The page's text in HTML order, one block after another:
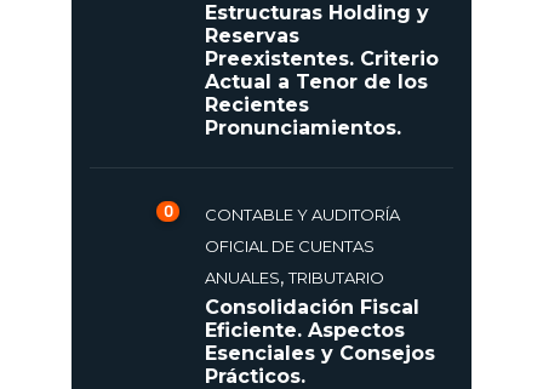
Estructuras Holding y
Reservas
Preexistentes. Criterio
Actual a Tenor de los
Recientes
Pronunciamientos.
0
CONTABLE Y AUDITORÍA
OFICIAL DE CUENTAS
ANUALES,TRIBUTARIO
Consolidación Fiscal
Eficiente. Aspectos
Esenciales y Consejos
Prácticos.